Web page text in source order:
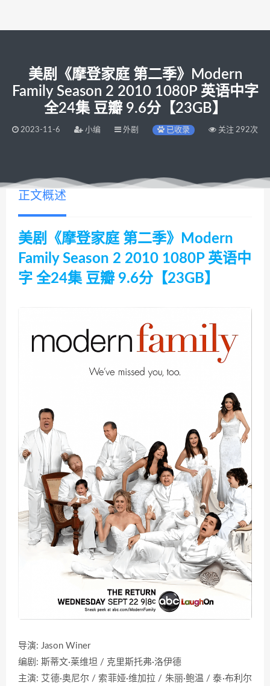
美剧《摩登家庭 第二季》Modern
Family Season 2 2010 1080P 英语中字
全24集 豆瓣 9.6分【23GB】
2023-11-6 小编 外剧 已收录 关注 292次
正文概述
美剧《摩登家庭 第二季》Modern
Family Season 2 2010 1080P 英语中
字 全24集 豆瓣 9.6分【23GB】
导演: Jason Winer
编剧: 斯蒂文·莱维坦 / 克里斯托弗·洛伊德
主演: 艾德·奥尼尔 / 索菲娅·维加拉 / 朱丽·鲍温 / 泰·布利尔